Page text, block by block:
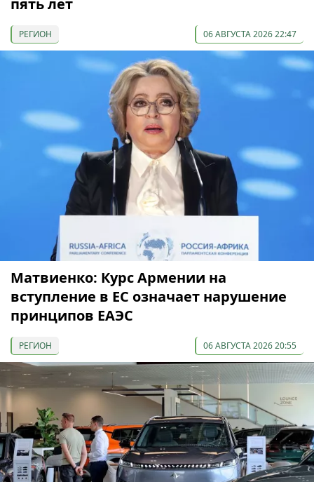
РЕГИОН 06 АВГУСТА 2026 22:47
Матвиенко: Курс Армении на
вступление в ЕС означает нарушение
принципов ЕАЭС
РЕГИОН 06 АВГУСТА 2026 20:55